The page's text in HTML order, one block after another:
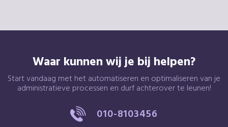
Waar kunnen wij je bij helpen?
Start vandaag met het automatiseren en optimaliseren van je
administratieve processen en durf achterover te leunen!
010-8103456